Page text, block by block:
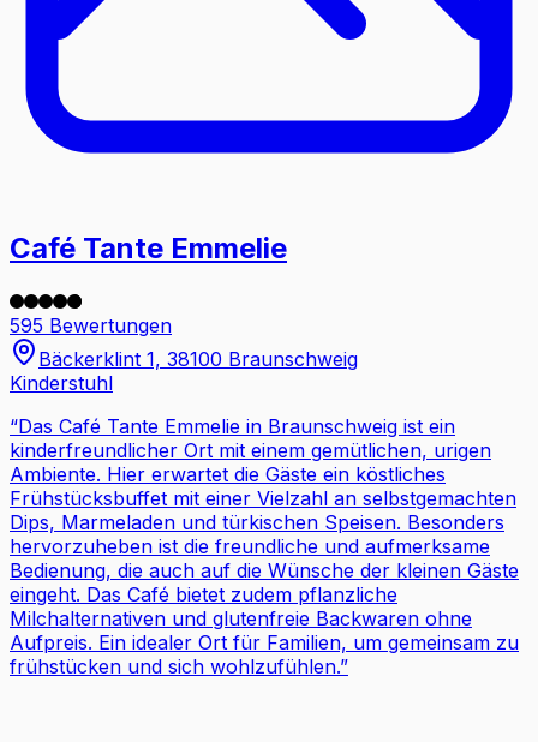
Café Tante Emmelie
595 Bewertungen
Bäckerklint 1, 38100 Braunschweig
Kinderstuhl
“Das Café Tante Emmelie in Braunschweig ist ein
kinderfreundlicher Ort mit einem gemütlichen, urigen
Ambiente. Hier erwartet die Gäste ein köstliches
Frühstücksbuffet mit einer Vielzahl an selbstgemachten
Dips, Marmeladen und türkischen Speisen. Besonders
hervorzuheben ist die freundliche und aufmerksame
Bedienung, die auch auf die Wünsche der kleinen Gäste
eingeht. Das Café bietet zudem pflanzliche
Milchalternativen und glutenfreie Backwaren ohne
Aufpreis. Ein idealer Ort für Familien, um gemeinsam zu
frühstücken und sich wohlzufühlen.”